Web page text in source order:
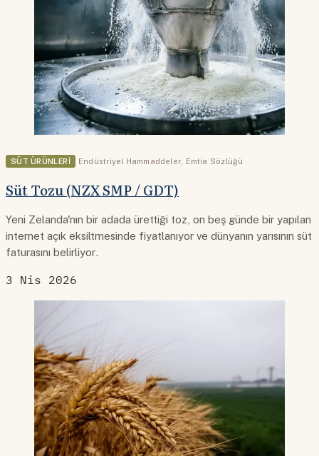
SÜT ÜRÜNLERI Endüstriyel Hammaddeler Emtia Sözlüğü
Süt Tozu (NZX SMP / GDT)
Yeni Zelanda'nın bir adada ürettiği toz, on beş günde bir yapılan
internet açık eksiltmesinde fiyatlanıyor ve dünyanın yarısının süt
faturasını belirliyor.
3 Nis 2026